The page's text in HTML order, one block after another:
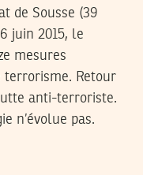
de Sousse (39
juin 2015, le
mesures
terrorisme. Retour
anti-terroriste.
n’évolue pas.